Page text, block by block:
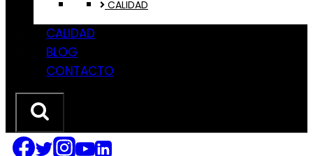
CALIDAD
CALIDAD
BLOG
CONTACTO